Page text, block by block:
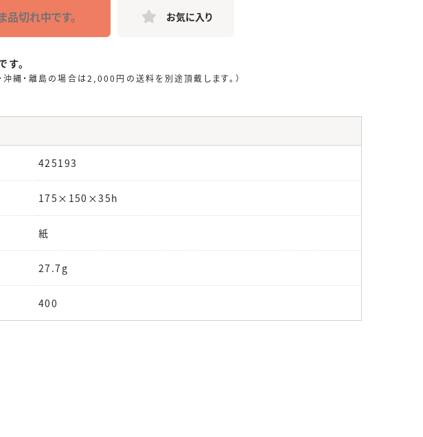
品切れ中です。 お気に入り
。
沖縄・離島の場合は2,000円の送料を別途頂戴します。）
425193
175×150×35h
紙
27.7g
400